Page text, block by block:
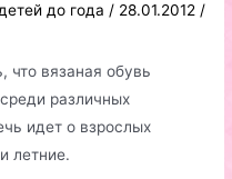
до года / 28.01.2012 /
что вязаная обувь
различных
идет о взрослых
летние.